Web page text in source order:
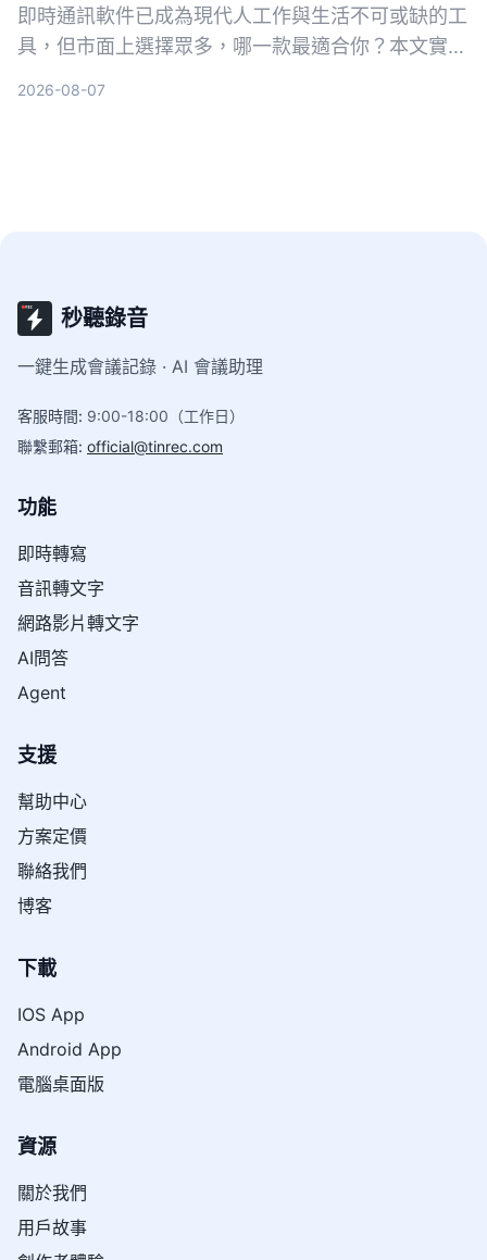
即時通訊軟件已成為現代人工作與生活不可或缺的工
具，但市面上選擇眾多，哪一款最適合你？本文實測
2026-08-07
秒聽錄音
一鍵生成會議記錄 · AI 會議助理
客服時間: 9:00-18:00（工作日）
聯繫郵箱: official@tinrec.com
功能
即時轉寫
音訊轉文字
網路影片轉文字
AI問答
Agent
支援
幫助中心
方案定價
聯絡我們
博客
下載
IOS App
Android App
電腦桌面版
資源
關於我們
用戶故事